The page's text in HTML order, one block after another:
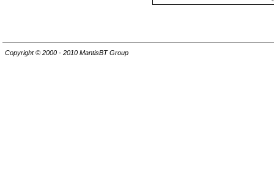
Copyright © 2000 - 2010 MantisBT Group